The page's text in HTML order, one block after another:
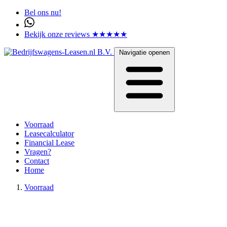
Bel ons nu!
Bekijk onze reviews ★★★★★
Navigatie openen
Voorraad
Leasecalculator
Financial Lease
Vragen?
Contact
Home
Voorraad